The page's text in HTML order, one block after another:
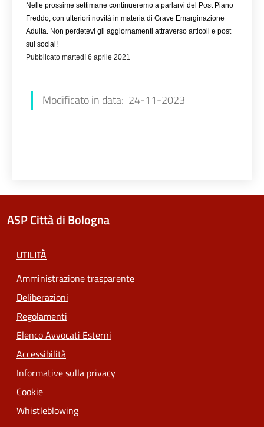
Nelle prossime settimane continueremo a parlarvi del Post Piano
Freddo, con ulteriori novità in materia di Grave Emarginazione
Adulta. Non perdetevi gli aggiornamenti attraverso articoli e post
sui social!
Pubblicato martedì 6 aprile 2021
Modificato in data: 24-11-2023
ASP Città di Bologna
UTILITÀ
Amministrazione trasparente
Deliberazioni
Regolamenti
Elenco Avvocati Esterni
Accessibilità
Informative sulla privacy
Cookie
Whistleblowing